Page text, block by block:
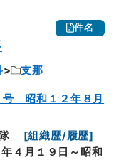
件名
支那
昭和１２年８月
[組織歴/履歴]
４月１９日～昭和